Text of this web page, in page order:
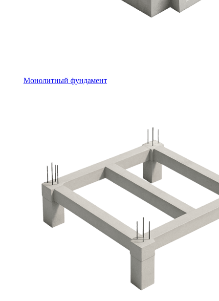
Монолитный фундамент